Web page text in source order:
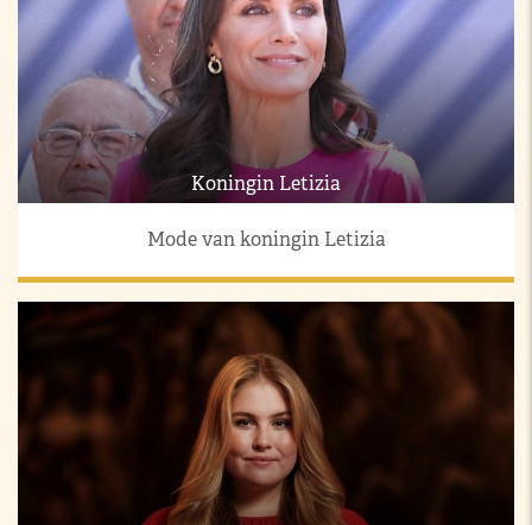
Koningin Letizia
Mode van koningin Letizia